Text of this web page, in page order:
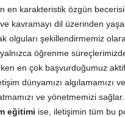
en karakteristik özgün
kavramayı dil üzerinden
olguları şekillendirmemiz
öğrenme
en çok başvurduğumuz
dünyamızı algılamamızı
ve yönetmemizi sağlar.
eğitimi ise, iletişimin tüm bu